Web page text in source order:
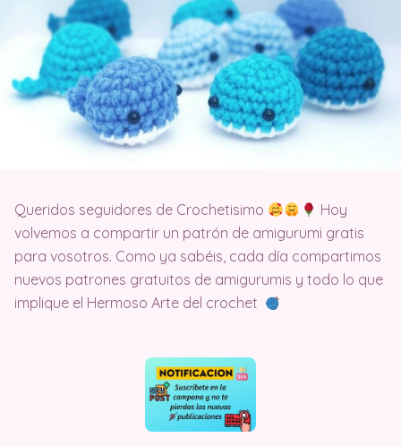
Queridos seguidores de Crochetisimo
Hoy
volvemos a compartir un patrón de amigurumi gratis
para vosotros. Como ya sabéis, cada día compartimos
nuevos patrones gratuitos de amigurumis y todo lo que
implique el Hermoso Arte del crochet